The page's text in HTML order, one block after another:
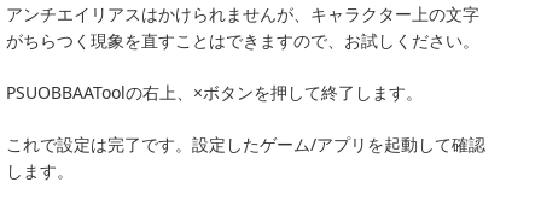
アンチエイリアスはかけられませんが、キャラクター上の文字
がちらつく現象を直すことはできますので、お試しください。
PSUOBBAAToolの右上、×ボタンを押して終了します。
これで設定は完了です。設定したゲーム/アプリを起動して確認
します。